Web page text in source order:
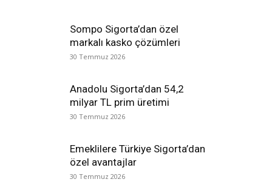
Sompo Sigorta’dan özel
markalı kasko çözümleri
30 Temmuz 2026
Anadolu Sigorta’dan 54,2
milyar TL prim üretimi
30 Temmuz 2026
Emeklilere Türkiye Sigorta’dan
özel avantajlar
30 Temmuz 2026